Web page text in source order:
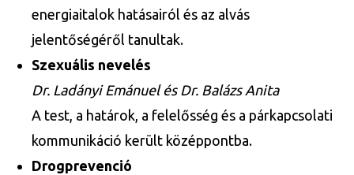
energiaitalok hatásairól és az alvás
jelentőségéről tanultak.
Szexuális nevelés
Dr. Ladányi Emánuel és Dr. Balázs Anita
A test, a határok, a felelősség és a párkapcsolati
kommunikáció került középpontba.
Drogprevenció